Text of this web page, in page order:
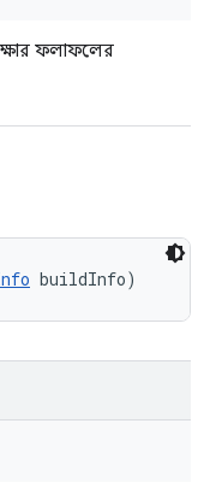
ফলাফলের
buildInfo)